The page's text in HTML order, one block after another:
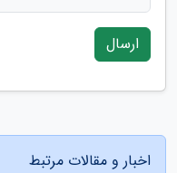
ارسال
اخبار و مقالات مرتبط